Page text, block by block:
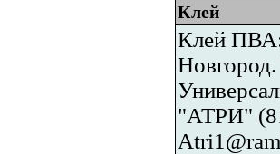
Клей
Клей
"АТРИ"